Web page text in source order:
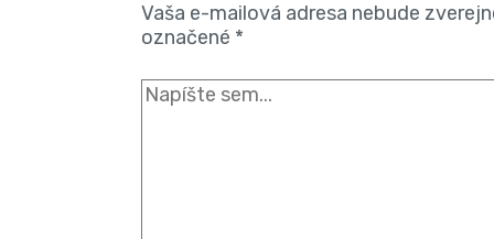
Vaša e-mailová adresa nebude
označené *